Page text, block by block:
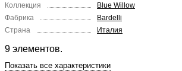
Коллекция
Blue Willow
Фабрика
Bardelli
Страна
Италия
9 элементов.
Показать все характеристики